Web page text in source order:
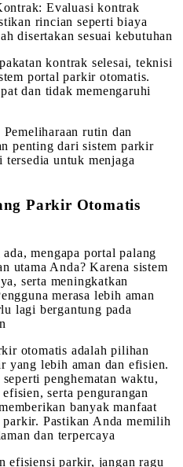
Evaluasi kontrak
rincian seperti biaya
disertakan sesuai kebutuhan
kontrak selesai, teknisi
portal parkir otomatis.
dan tidak memengaruhi
rutin dan
penting dari sistem parkir
untuk menjaga
Parkir Otomatis
mengapa portal palang
utama Anda? Karena sistem
serta meningkatkan
merasa lebih aman
lagi bergantung pada
otomatis adalah pilihan
yang lebih aman dan efisien.
penghematan waktu,
serta pengurangan
banyak manfaat
Pastikan Anda memilih
dan terpercaya
efisiensi parkir, jangan ragu